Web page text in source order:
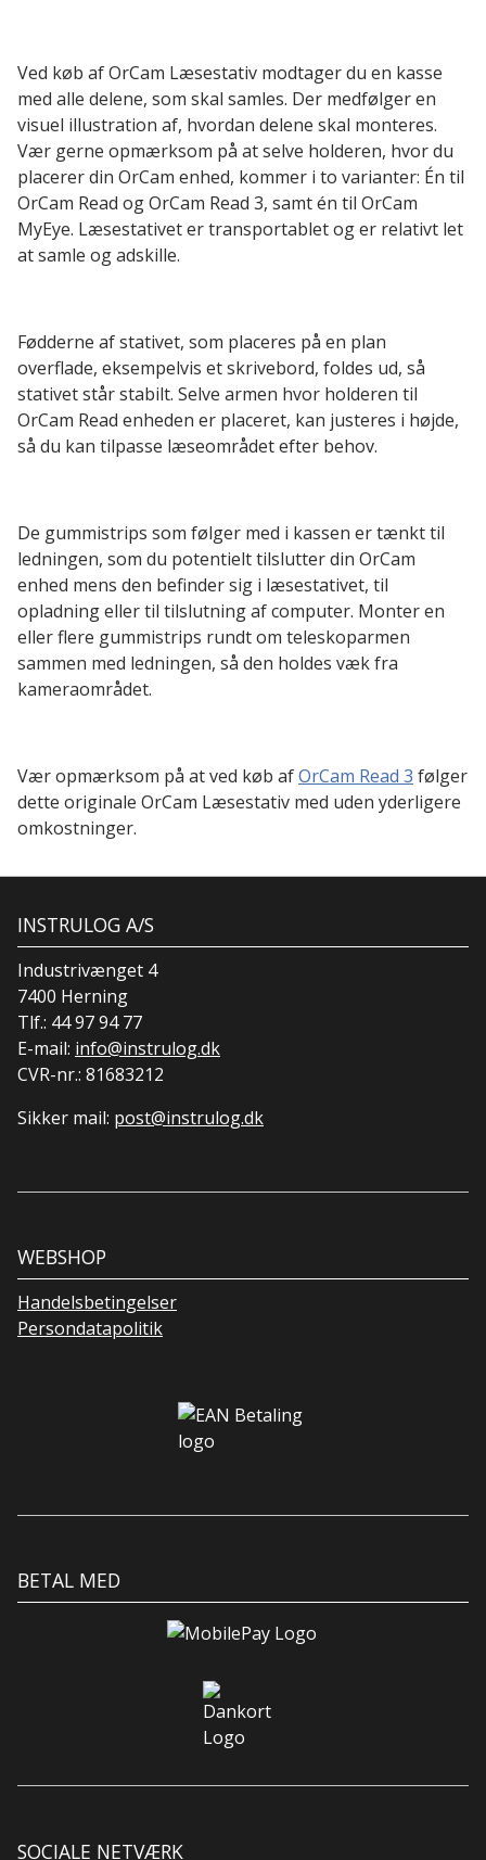
Ved køb af OrCam Læsestativ modtager du en kasse
med alle delene, som skal samles. Der medfølger en
visuel illustration af, hvordan delene skal monteres.
Vær gerne opmærksom på at selve holderen, hvor du
placerer din OrCam enhed, kommer i to varianter: Én til
OrCam Read og OrCam Read 3, samt én til OrCam
MyEye. Læsestativet er transportablet og er relativt let
at samle og adskille.
Fødderne af stativet, som placeres på en plan
overflade, eksempelvis et skrivebord, foldes ud, så
stativet står stabilt. Selve armen hvor holderen til
OrCam Read enheden er placeret, kan justeres i højde,
så du kan tilpasse læseområdet efter behov.
De gummistrips som følger med i kassen er tænkt til
ledningen, som du potentielt tilslutter din OrCam
enhed mens den befinder sig i læsestativet, til
opladning eller til tilslutning af computer. Monter en
eller flere gummistrips rundt om teleskoparmen
sammen med ledningen, så den holdes væk fra
kameraområdet.
Vær opmærksom på at ved køb afOrCam Read 3 følger
dette originale OrCam Læsestativ med uden yderligere
omkostninger.
INSTRULOG A/S
Industrivænget 4
7400 Herning
Tlf.: 44 97 94 77
E-mail: info@instrulog.dk
CVR-nr.: 81683212
Sikker mail: post@instrulog.dk
WEBSHOP
Handelsbetingelser
Persondatapolitik
BETAL MED
SOCIALE NETVÆRK